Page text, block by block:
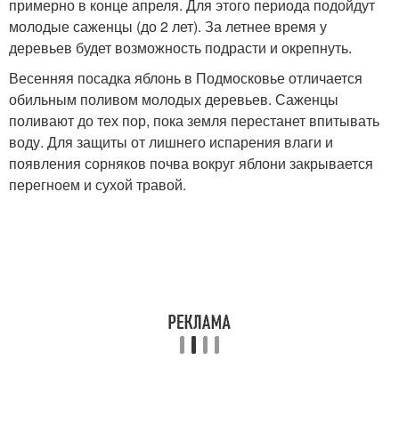
примерно в конце апреля. Для этого периода подойдут
молодые саженцы (до 2 лет). За летнее время у
деревьев будет возможность подрасти и окрепнуть.
Весенняя посадка яблонь в Подмосковье отличается
обильным поливом молодых деревьев. Саженцы
поливают до тех пор, пока земля перестанет впитывать
воду. Для защиты от лишнего испарения влаги и
появления сорняков почва вокруг яблони закрывается
перегноем и сухой травой.